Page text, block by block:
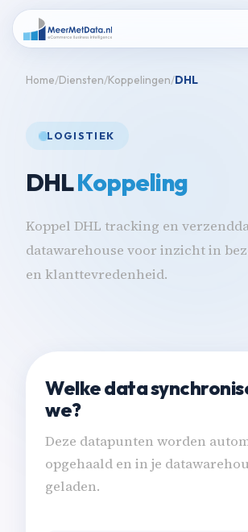
Home Diensten Koppelingen DHL
LOGISTIEK
DHLKoppeling
Koppel DHL tracking en
datawarehouse voor inzicht in
en klanttevredenheid.
Welke data
we?
Deze datapunten worden
opgehaald en in je
geladen.